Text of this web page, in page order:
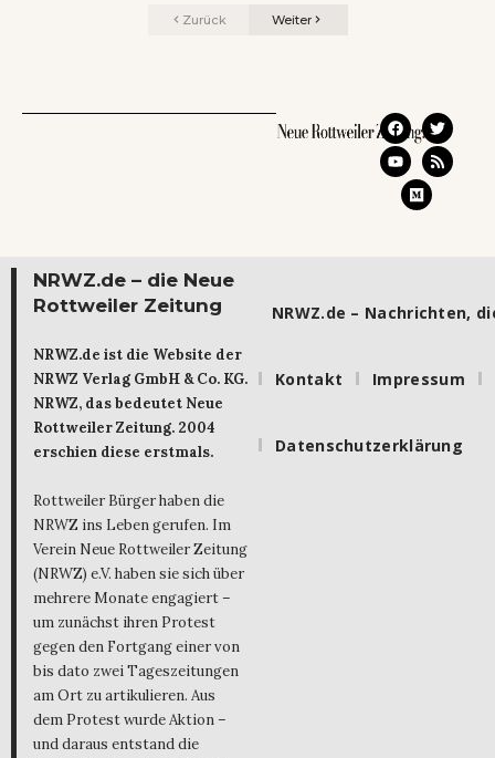
Zurück Weiter
NRWZ.de – die Neue
Rottweiler Zeitung
NRWZ.de ist die Website der
NRWZ Verlag GmbH & Co. KG.
NRWZ, das bedeutet Neue
Rottweiler Zeitung. 2004
erschien diese erstmals.
Rottweiler Bürger haben die
NRWZ ins Leben gerufen. Im
Verein Neue Rottweiler Zeitung
(NRWZ) e.V. haben sie sich über
mehrere Monate engagiert –
um zunächst ihren Protest
gegen den Fortgang einer von
bis dato zwei Tageszeitungen
am Ort zu artikulieren. Aus
dem Protest wurde Aktion –
und daraus entstand die
NRWZ.de – Nachrichten,
Kontakt Impressum
Datenschutzerklärung